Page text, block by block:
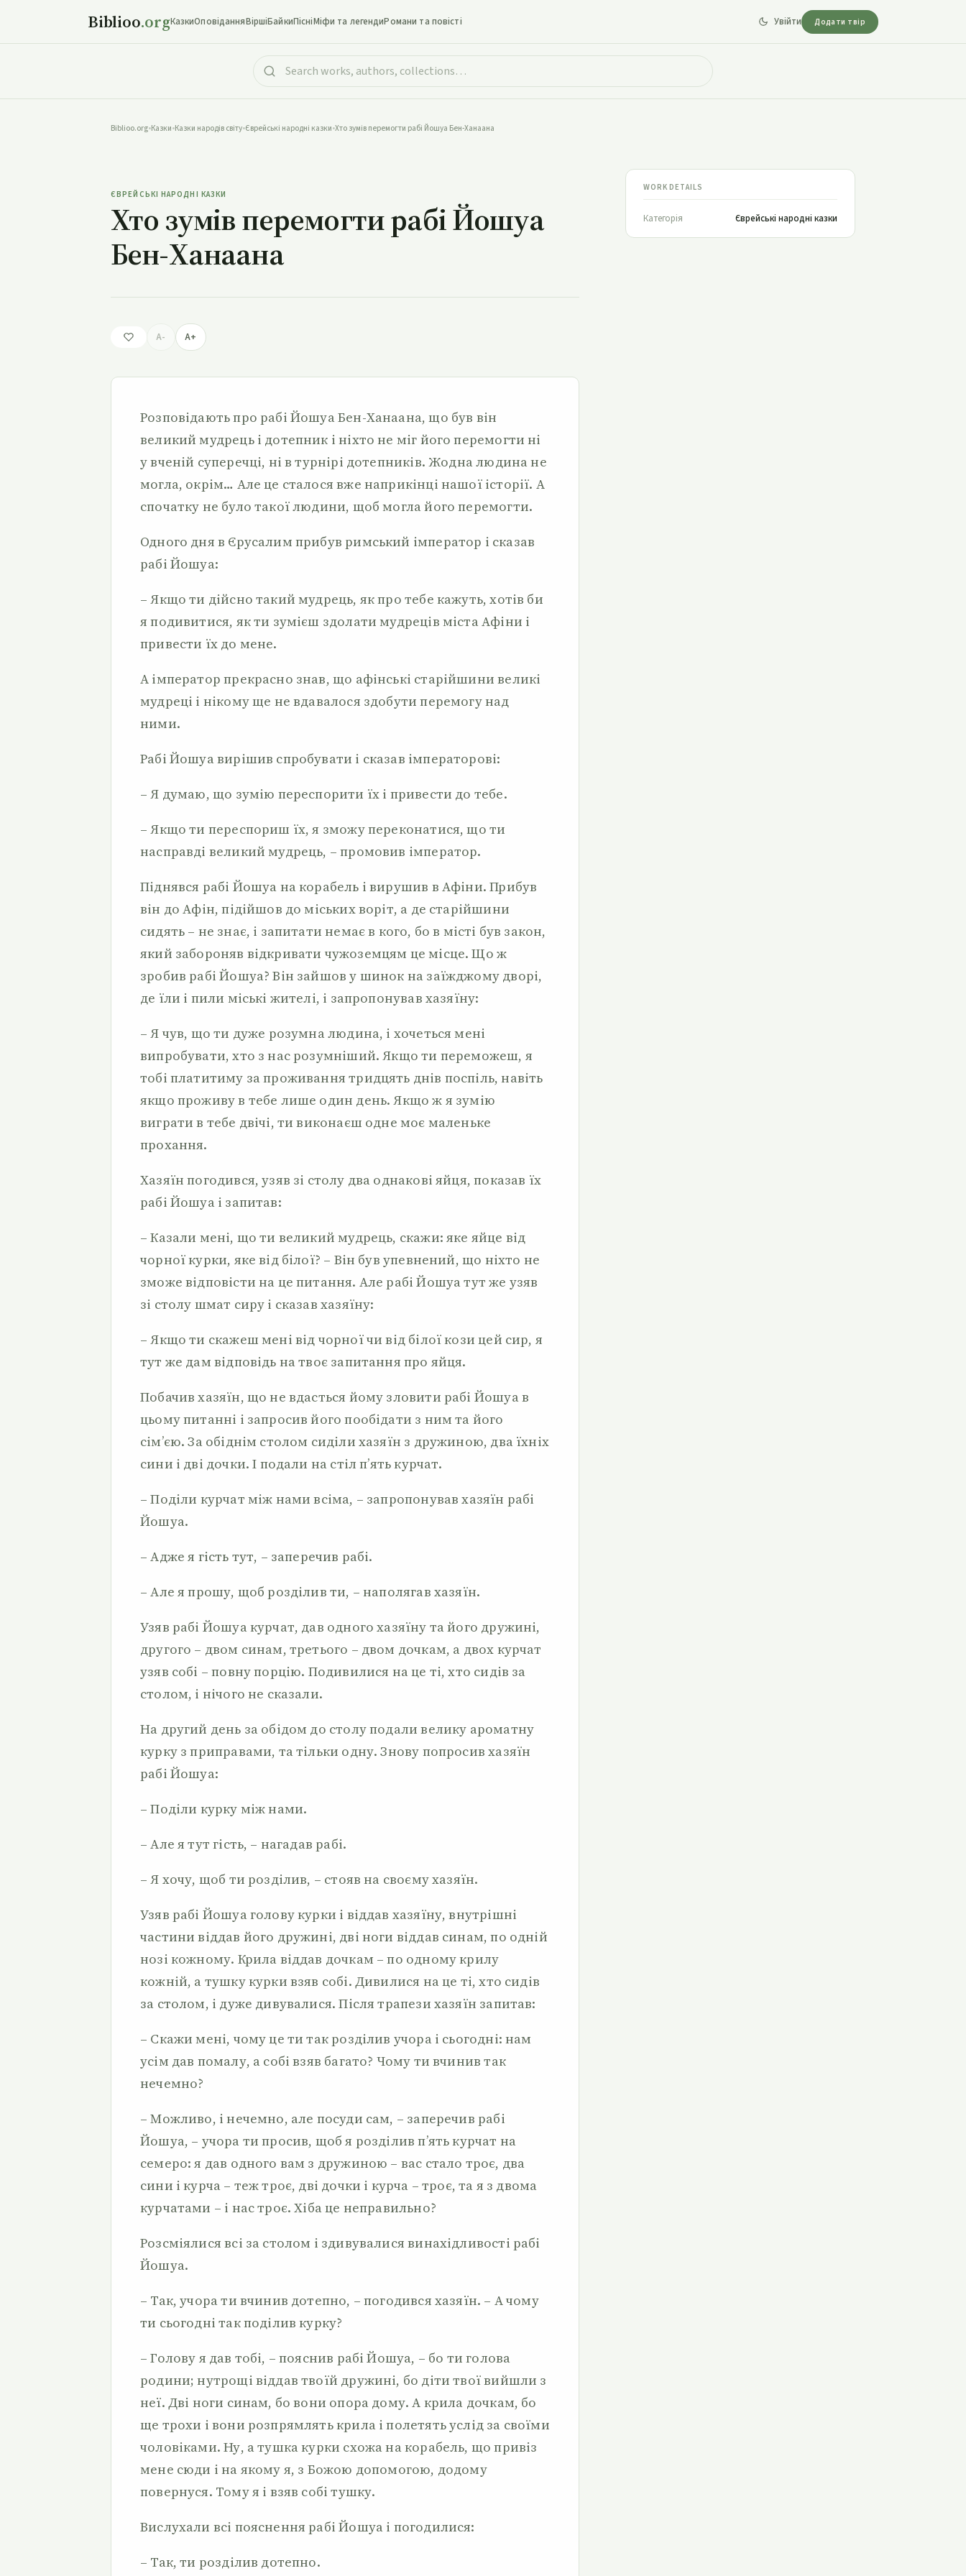
Biblioo.orgКазкиОповіданняВіршіБайкиПісніМіфи та легендиРомани та повісті Увійти Додати твір
Biblioo.org•Казки•Казки народів світу•Єврейські народні казки•Хто зумів перемогти рабі Йошуа Бен-Ханаана
ЄВРЕЙСЬКІ НАРОДНІ КАЗКИ
Хто зумів перемогти рабі Йошуа
Бен-Ханаана
A- A+
Розповідають про рабі Йошуа Бен-Ханаана, що був він
великий мудрець і дотепник і ніхто не міг його перемогти ні
у вченій суперечці, ні в турнірі дотепників. Жодна людина не
могла, окрім… Але це сталося вже наприкінці нашої історії. А
спочатку не було такої людини, щоб могла його перемогти.
Одного дня в Єрусалим прибув римський імператор і сказав
рабі Йошуа:
– Якщо ти дійсно такий мудрець, як про тебе кажуть, хотів би
я подивитися, як ти зумієш здолати мудреців міста Афіни і
привести їх до мене.
А імператор прекрасно знав, що афінські старійшини великі
мудреці і нікому ще не вдавалося здобути перемогу над
ними.
Рабі Йошуа вирішив спробувати і сказав імператорові:
– Я думаю, що зумію переспорити їх і привести до тебе.
– Якщо ти переспориш їх, я зможу переконатися, що ти
насправді великий мудрець, – промовив імператор.
Піднявся рабі Йошуа на корабель і вирушив в Афіни. Прибув
він до Афін, підійшов до міських воріт, а де старійшини
сидять – не знає, і запитати немає в кого, бо в місті був закон,
який забороняв відкривати чужоземцям це місце. Що ж
зробив рабі Йошуа? Він зайшов у шинок на заїжджому дворі,
де їли і пили міські жителі, і запропонував хазяїну:
– Я чув, що ти дуже розумна людина, і хочеться мені
випробувати, хто з нас розумніший. Якщо ти переможеш, я
тобі платитиму за проживання тридцять днів поспіль, навіть
якщо проживу в тебе лише один день. Якщо ж я зумію
виграти в тебе двічі, ти виконаєш одне моє маленьке
прохання.
Хазяїн погодився, узяв зі столу два однакові яйця, показав їх
рабі Йошуа і запитав:
– Казали мені, що ти великий мудрець, скажи: яке яйце від
чорної курки, яке від білої? – Він був упевнений, що ніхто не
зможе відповісти на це питання. Але рабі Йошуа тут же узяв
зі столу шмат сиру і сказав хазяїну:
– Якщо ти скажеш мені від чорної чи від білої кози цей сир, я
тут же дам відповідь на твоє запитання про яйця.
Побачив хазяїн, що не вдасться йому зловити рабі Йошуа в
цьому питанні і запросив його пообідати з ним та його
сім’єю. За обіднім столом сиділи хазяїн з дружиною, два їхніх
сини і дві дочки. І подали на стіл п’ять курчат.
– Поділи курчат між нами всіма, – запропонував хазяїн рабі
Йошуа.
– Адже я гість тут, – заперечив рабі.
– Але я прошу, щоб розділив ти, – наполягав хазяїн.
Узяв рабі Йошуа курчат, дав одного хазяїну та його дружині,
другого – двом синам, третього – двом дочкам, а двох курчат
узяв собі – повну порцію. Подивилися на це ті, хто сидів за
столом, і нічого не сказали.
На другий день за обідом до столу подали велику ароматну
курку з приправами, та тільки одну. Знову попросив хазяїн
рабі Йошуа:
– Поділи курку між нами.
– Але я тут гість, – нагадав рабі.
– Я хочу, щоб ти розділив, – стояв на своєму хазяїн.
Узяв рабі Йошуа голову курки і віддав хазяїну, внутрішні
частини віддав його дружині, дві ноги віддав синам, по одній
нозі кожному. Крила віддав дочкам – по одному крилу
кожній, а тушку курки взяв собі. Дивилися на це ті, хто сидів
за столом, і дуже дивувалися. Після трапези хазяїн запитав:
– Скажи мені, чому це ти так розділив учора і сьогодні: нам
усім дав помалу, а собі взяв багато? Чому ти вчинив так
нечемно?
– Можливо, і нечемно, але посуди сам, – заперечив рабі
Йошуа, – учора ти просив, щоб я розділив п’ять курчат на
семеро: я дав одного вам з дружиною – вас стало троє, два
сини і курча – теж троє, дві дочки і курча – троє, та я з двома
курчатами – і нас троє. Хіба це неправильно?
Розсміялися всі за столом і здивувалися винахідливості рабі
Йошуа.
– Так, учора ти вчинив дотепно, – погодився хазяїн. – А чому
ти сьогодні так поділив курку?
– Голову я дав тобі, – пояснив рабі Йошуа, – бо ти голова
родини; нутрощі віддав твоїй дружині, бо діти твої вийшли з
неї. Дві ноги синам, бо вони опора дому. А крила дочкам, бо
ще трохи і вони розпрямлять крила і полетять услід за своїми
чоловіками. Ну, а тушка курки схожа на корабель, що привіз
мене сюди і на якому я, з Божою допомогою, додому
повернуся. Тому я і взяв собі тушку.
Вислухали всі пояснення рабі Йошуа і погодилися:
– Так, ти розділив дотепно.
WORK DETAILS
Категорія Єврейські народні казки